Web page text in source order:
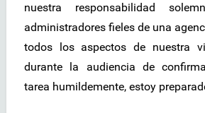
nuestra responsabilidad
administradores fieles de una
todos los aspectos de nuestra
durante la audiencia de
tarea humildemente, estoy